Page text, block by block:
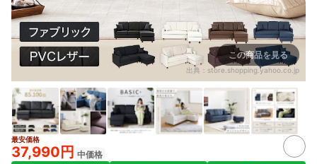
この商品を見る
出典： store.shopping.yahoo.co.jp
最安価格
37,990円 中価格